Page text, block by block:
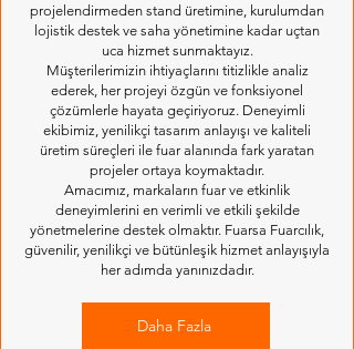
projelendirmeden stand üretimine, kurulumdan
lojistik destek ve saha yönetimine kadar uçtan
uca hizmet sunmaktayız.
Müşterilerimizin ihtiyaçlarını titizlikle analiz
ederek, her projeyi özgün ve fonksiyonel
çözümlerle hayata geçiriyoruz. Deneyimli
ekibimiz, yenilikçi tasarım anlayışı ve kaliteli
üretim süreçleri ile fuar alanında fark yaratan
projeler ortaya koymaktadır.
Amacımız, markaların fuar ve etkinlik
deneyimlerini en verimli ve etkili şekilde
yönetmelerine destek olmaktır. Fuarsa Fuarcılık,
güvenilir, yenilikçi ve bütünleşik hizmet anlayışıyla
her adımda yanınızdadır.
Daha Fazla